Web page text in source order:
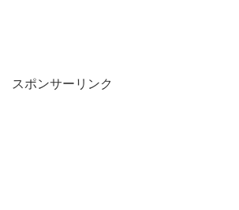
スポンサーリンク